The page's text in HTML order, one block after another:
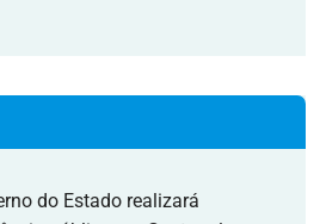
do Estado realizará